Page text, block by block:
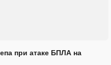
при атаке БПЛА на